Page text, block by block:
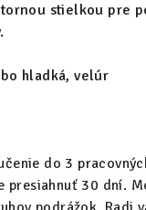
stielkou pre
hladká, velúr
do 3
presiahnuť 30 dní.